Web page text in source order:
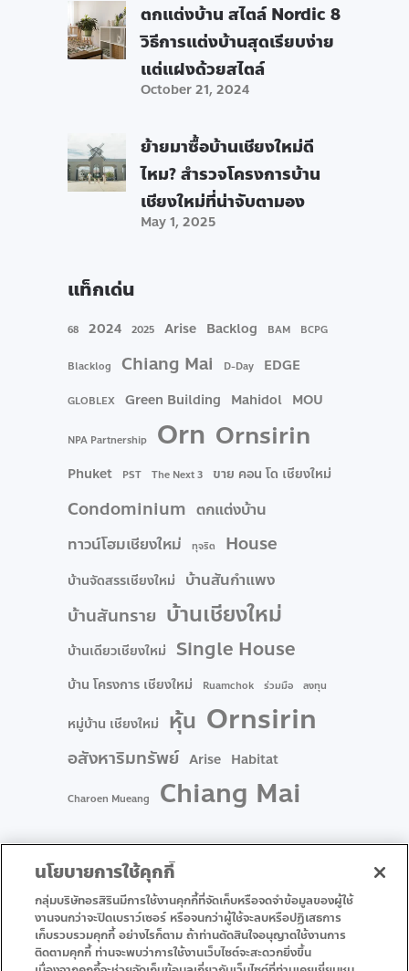
ตกแต่งบ้าน สไตล์ Nordic 8
วิธีการแต่งบ้านสุดเรียบง่าย
แต่แฝงด้วยสไตล์
October 21, 2024
ย้ายมาซื้อบ้านเชียงใหม่ดี
ไหม? สำรวจโครงการบ้าน
เชียงใหม่ที่น่าจับตามอง
May 1, 2025
แท็กเด่น
68 2024 2025 Arise Backlog BAM BCPG
Blacklog Chiang Mai D-Day EDGE
GLOBLEX Green Building Mahidol MOU
NPA Partnership Orn Ornsirin
Phuket PST The Next 3 ขาย คอน โด เชียงใหม่
Condominium ตกแต่งบ้าน
ทาวน์โฮมเชียงใหม่
ทุจริต House
บ้านจัดสรรเชียงใหม่ บ้านสันกำแพง
บ้านสันทราย บ้านเชียงใหม่
บ้านเดียวเชียงใหม่ Single House
บ้าน โครงการ เชียงใหม่ Ruamchok ร่วมมือ ลงทุน
หมู่บ้าน เชียงใหม่ หุ้น Ornsirin
อสังหาริมทรัพย์ Arise Habitat
Charoen Mueang Chiang Mai
• Homepage
• Promotion
• Service
• Contact Us
นโยบายการใช้คุกกี้
กลุ่มบริษัทอรสิรินมีการใช้งานคุกกี้ที่จัดเก็บหรือจดจำข้อมูลของผู้ใช้
งานจนกว่าจะปิดเบราว์เซอร์ หรือจนกว่าผู้ใช้จะลบหรือปฏิเสธการ
เก็บรวบรวมคุกกี้ อย่างไรก็ตาม ถ้าท่านตัดสินใจอนุญาตใช้งานการ
ติดตามคุกกี้ ท่านจะพบว่าการใช้งานเว็บไซต์จะสะดวกยิ่งขึ้น